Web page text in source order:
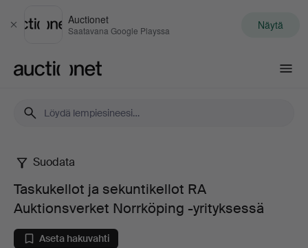
Sulje
Auctionet
Saatavana Google Playssa Näytä
Taskukellot
ja
sekuntikellot
Suodata
Taskukellot ja sekuntikellot RA
Auktionsverket Norrköping -yrityksessä
Aseta hakuvahti